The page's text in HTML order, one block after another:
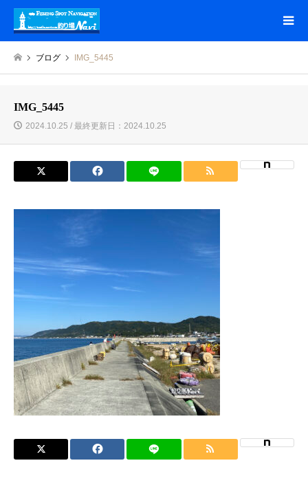
ブログ IMG_5445
IMG_5445
2024.10.25 / 最終更新日：2024.10.25